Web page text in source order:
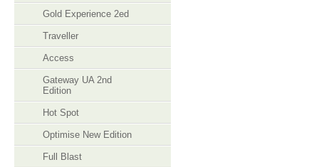
Gold Experience 2ed
Traveller
Access
Gateway UA 2nd
Edition
Hot Spot
Optimise New Edition
Full Blast